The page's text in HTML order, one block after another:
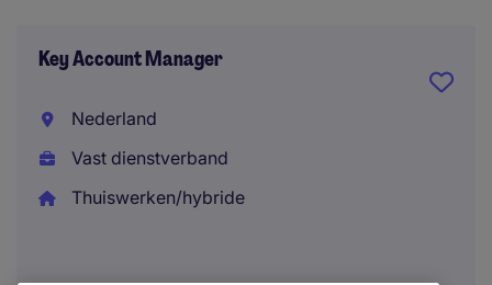
Key Account Manager
Nederland
Vast dienstverband
Thuiswerken/hybride